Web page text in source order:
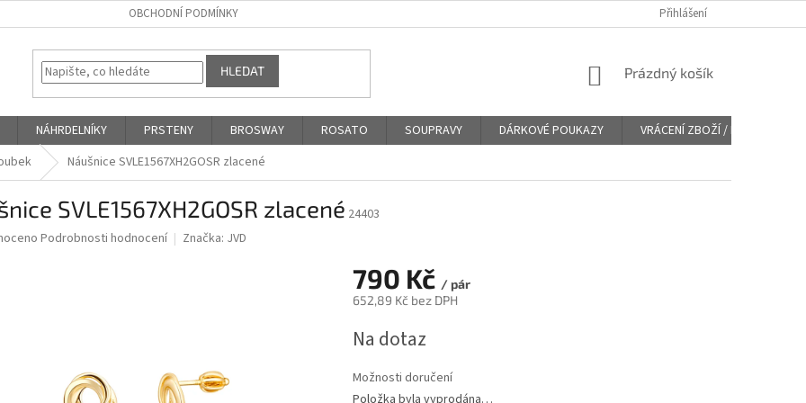
OBCHODNÍ PODMÍNKY Přihlášení
HLEDAT
NÁKUPNÍ
Prázdný košík
NÁHRDELNÍKY PRSTENY BROSWAY ROSATO SOUPRAVY DÁRKOVÉ POUKAZY
VRÁCENÍ ZBOŽÍ / REKLAMACE
Náušnice SVLE1567XH2GOSR zlacené
SVLE1567XH2GOSR zlacené 24403
Podrobnosti hodnocení Značka: JVD
790 Kč / pár
652,89 Kč bez DPH
cena:
Na dotaz
Možnosti doručení